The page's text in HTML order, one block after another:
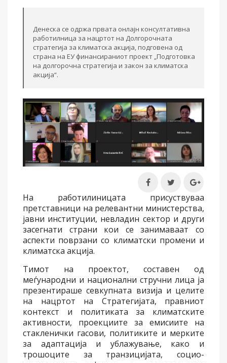
Денеска се одржа првaта онлајн консултативна
работилница за нацртот на Долгорочната
стратегија за климатска акција, подговена од
страна на ЕУ финансираниот проект „Подготовка
на долгорочна стратегија и закон за климатска
акција“.
На работилиницата присуствуваа
претставници на релевантни министерства,
јавни институции, невладин сектор и други
засегнати страни кои се занимаваат со
аспекти поврзани со климатски промени и
климатска акција.
Тимот на проектот, составен од
меѓународни и национални стручни лица ја
презентираше севкупната визија и целите
на нацртот на Стратегијата, правниот
контекст и политиката за климатските
активности, проекциите за емисиите на
стакленички гасови, политиките и мерките
за адаптација и ублажување, како и
трошоците за транзицијата, социо-